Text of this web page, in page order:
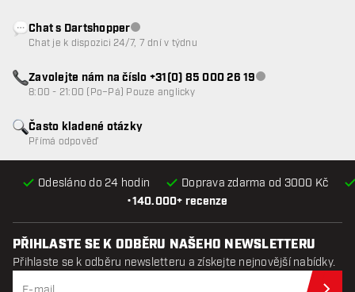
•140.000+ recenze
Odesláno do 24 hodin Doprava zdarma od 3000 Kč
Často kladené otázky
Přímá odpověď
Chat s DartshopperZákaznický servis nedostupný
Chat je k dispozici 24/7, 7 dní v týdnu
Zavolejte nám na číslo +31(0) 85 000 26 19Zákaznický servis
8:00 - 21:00 (Po–Pá) Pouze anglicky
PŘIHLASTE SE K ODBĚRU NAŠEHO NEWSLETTERU
Přihlaste se k odběru newsletteru a získejte nejnovější nabídky.